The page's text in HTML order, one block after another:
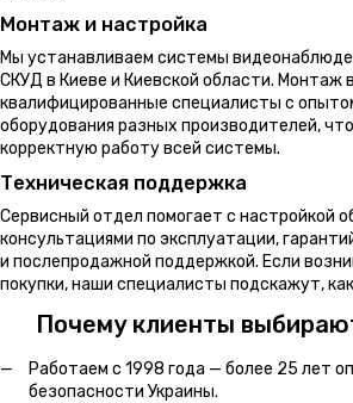
Монтаж и настройка
Мы устанавливаем системы
СКУД в Киеве и Киевской области. Монтаж
квалифицированные специалисты с
оборудования разных производителей,
корректную работу всей системы.
Техническая поддержка
Сервисный отдел помогает с настройкой
консультациями по эксплуатации,
и послепродажной поддержкой. Если
покупки, наши специалисты подскажут,
Почему клиенты
Работаем с 1998 года — более 25 лет
безопасности Украины.